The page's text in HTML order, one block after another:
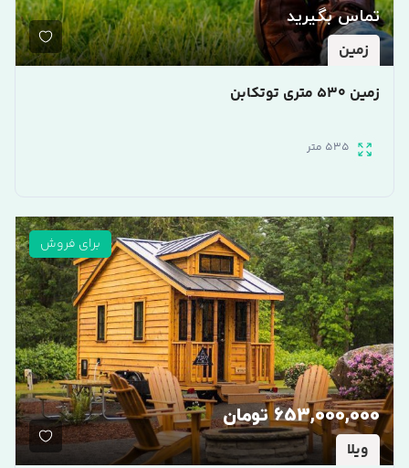
تماس بگیرید
زمین
زمین 530 متری توتکابن
535 متر
برای فروش
653,000,000 تومان
ویلا